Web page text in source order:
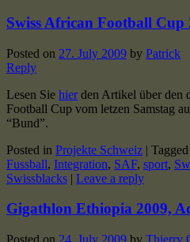
Swiss African Football Cup
Posted on 27. July 2009 by Patrick
Reply
Lesen Sie hierden Artikel über den
Football Cup vom letzen Samstag
“Bund”.
Posted in Projekte Schweiz | Tagged
Fussball, Integration, SAF, sport,
Swissblacks | Leave a reply
Gigathlon Ethiopia 2009,
Posted on 24. July 2009 by Thierry